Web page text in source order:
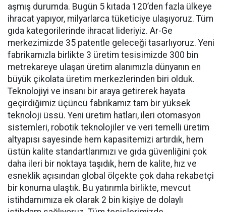
aşmış durumda. Bugün 5 kıtada 120’den fazla ülkeye
ihracat yapıyor, milyarlarca tüketiciye ulaşıyoruz. Tüm
gıda kategorilerinde ihracat lideriyiz. Ar-Ge
merkezimizde 35 patentle geleceği tasarlıyoruz. Yeni
fabrikamızla birlikte 3 üretim tesisimizde 300 bin
metrekareye ulaşan üretim alanımızla dünyanın en
büyük çikolata üretim merkezlerinden biri olduk.
Teknolojiyi ve insanı bir araya getirerek hayata
geçirdiğimiz üçüncü fabrikamız tam bir yüksek
teknoloji üssü. Yeni üretim hatları, ileri otomasyon
sistemleri, robotik teknolojiler ve veri temelli üretim
altyapısı sayesinde hem kapasitemizi artırdık, hem
üstün kalite standartlarımızı ve gıda güvenliğini çok
daha ileri bir noktaya taşıdık, hem de kalite, hız ve
esneklik açısından global ölçekte çok daha rekabetçi
bir konuma ulaştık. Bu yatırımla birlikte, mevcut
istihdamımıza ek olarak 2 bin kişiye de dolaylı